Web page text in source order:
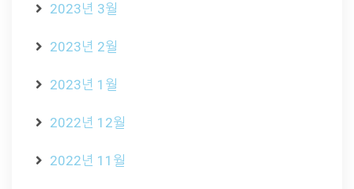
2023년 3월
2023년 2월
2023년 1월
2022년 12월
2022년 11월